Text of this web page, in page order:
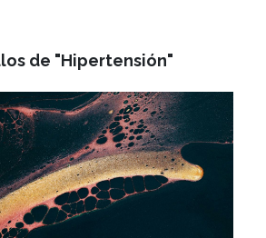
de "Hipertensión"